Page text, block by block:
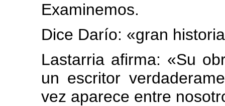
Examinemos.
Dice Darío: «gran
Lastarria afirma: «Su
un escritor
vez aparece entre